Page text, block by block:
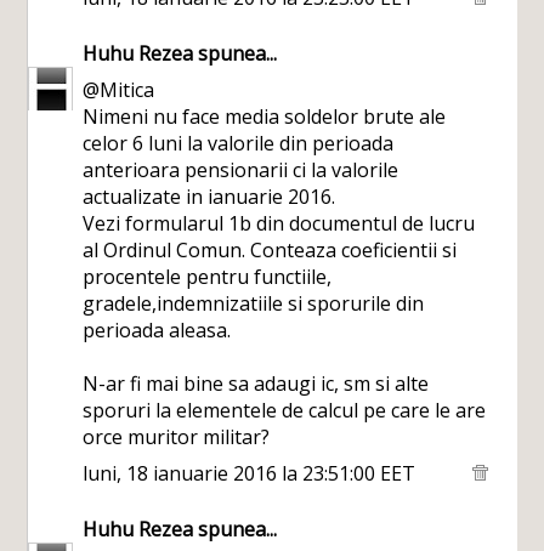
Huhu Rezeaspunea...
@Mitica
Nimeni nu face media soldelor brute ale
celor 6 luni la valorile din perioada
anterioara pensionarii ci la valorile
actualizate in ianuarie 2016.
Vezi formularul 1b din documentul de lucru
al Ordinul Comun. Conteaza coeficientii si
procentele pentru functiile,
gradele,indemnizatiile si sporurile din
perioada aleasa.
N-ar fi mai bine sa adaugi ic, sm si alte
sporuri la elementele de calcul pe care le are
orce muritor militar?
luni, 18 ianuarie 2016 la 23:51:00 EET
Huhu Rezeaspunea...